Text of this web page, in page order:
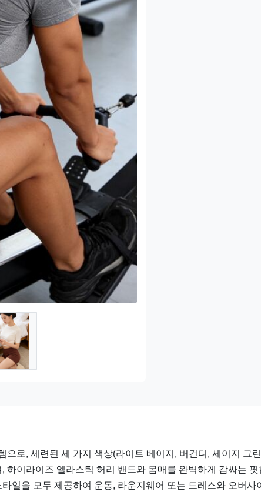
로, 세련된 세 가지 색상(라이트 베이지, 버건디, 세이지 그
하이라이즈 엘라스틱 허리 밴드와 몸매를 완벽하게 감싸는 핏
일을 모두 제공하여 운동, 라운지웨어 또는 드레스와 오버사